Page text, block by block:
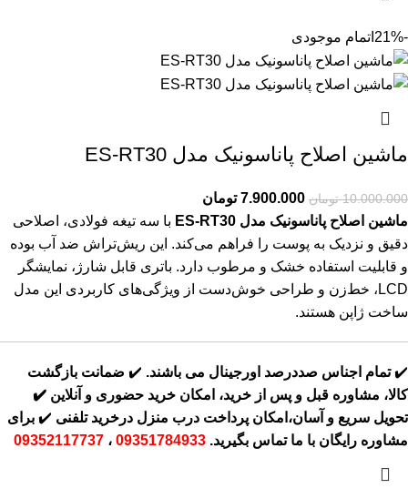
-21% اتمام موجودی
ماشین اصلاح پاناسونیک مدل ES-RT30
10.000.000 تومان 7.900.000 تومان
ماشین اصلاح پاناسونیک مدل ES-RT30
با سه تیغه فولادی، اصلاحی
دقیق و نزدیک به پوست را فراهم می‌کند. این ریش‌تراش ضد آب بوده
و قابلیت استفاده خشک و مرطوب دارد. باتری قابل شارژ، نمایشگر
LCD، خط‌زن و طراحی خوش‌دست از ویژگی‌های کاربردی این مدل
ساخت ژاپن هستند.
✔️تمام اجناس صددرصد اورجینال می باشند. ✔️ ضمانت بازگشت
کالا، مشاوره قبل و پس از خرید، امکان خرید حضوری و آنلاین ✔️
تحویل سریع و آسان،امکان پرداخت درب منزل درخرید تلفنی ✔️ برای
مشاوره رایگان با ما تماس بگیرید. 09351784933 ، 09352117737